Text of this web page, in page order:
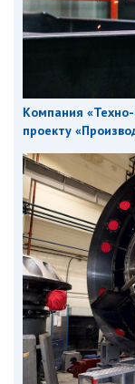
Компания
проекту